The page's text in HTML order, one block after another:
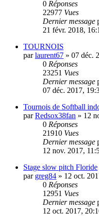
0 Réponses
22977 Vues
Dernier message
21 févr. 2018,
TOURNOIS
parlaurent67 » 07 déc.
0 Réponses
23251 Vues
Dernier message
07 déc. 2017,
Tournois de Softball
parRedsox38fan » 12
0 Réponses
21910 Vues
Dernier message
12 nov. 2017,
Stage slow pitch Floride
par greg84 » 12 oct.
0 Réponses
12951 Vues
Dernier message
12 oct. 2017,